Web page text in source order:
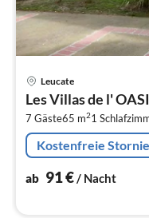
Leucate
Les Villas de l'
7 Gäste65 m21
Kostenfreie
ab 91€/ Nacht